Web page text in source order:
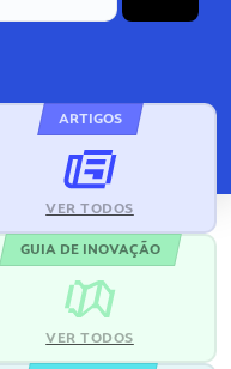
ARTIGOS
VER TODOS
GUIA DE INOVAÇÃO
VER TODOS